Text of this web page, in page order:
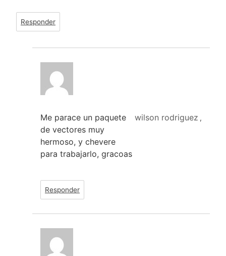
Responder
wilson rodriguez ,
Me parace un paquete
de vectores muy
hermoso, y chevere
para trabajarlo, gracoas
Responder